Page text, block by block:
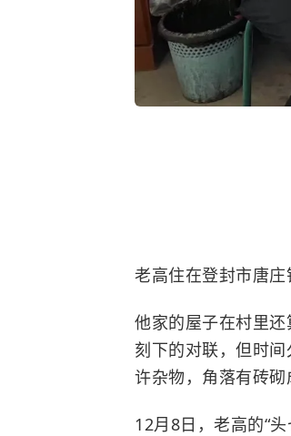
老高住在登封市唐庄
他家的屋子在村里
刻下的对联，但时
许杂物，角落有砖砌
12月8日，老高的“